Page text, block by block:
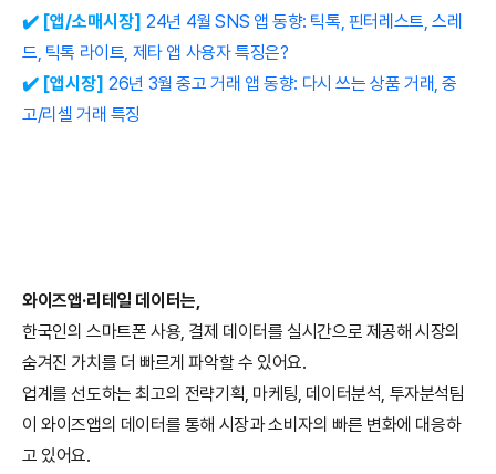
✔️ [앱/소매시장] 24년 4월 SNS 앱 동향: 틱톡, 핀터레스트, 스레
드, 틱톡 라이트, 제타 앱 사용자 특징은?
✔️ [앱시장]26년 3월 중고 거래 앱 동향: 다시 쓰는 상품 거래, 중
고/리셀 거래 특징
와이즈앱·리테일 데이터는
한국인의 스마트폰 사용 결제 데이터를 실시간으로 제공해 시장의
숨겨진 가치를 더 빠르게 파악할수 있어요.
업계를 선도하는 최고의 전략기획 마케팅 데이터분석 투자분석팀
이 와이즈앱의 데이터를 통해 시장과소비자의 빠른 변화에 대응하
고 있어요.